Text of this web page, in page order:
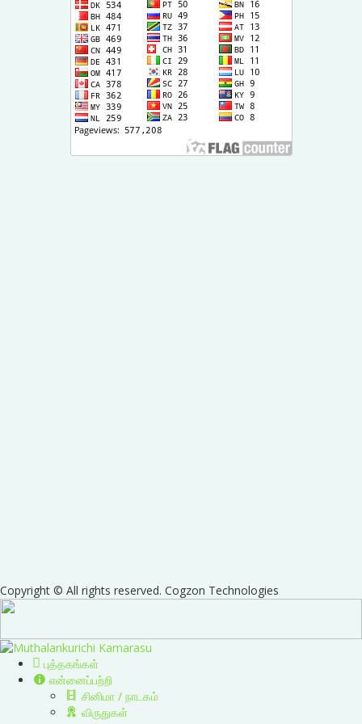
Copyright © All rights reserved. Cogzon Technologies
புத்தகங்கள்
என்னைப்பற்றி
சினிமா / நாடகம்
விருதுகள்